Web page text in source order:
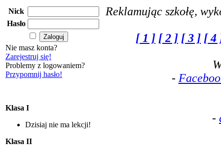
Nick
Hasło
Nie masz konta?
Zarejestruj się!
Problemy z logowaniem?
Przypomnij hasło!
Klasa I
Dzisiaj nie ma lekcji!
Klasa II
Reklamując szkołę,
[ 1 ] [ 2 ] [ 3 ] [ 4
-
-